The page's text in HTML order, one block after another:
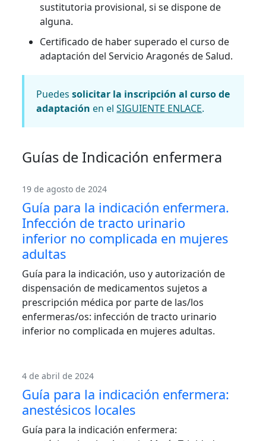
sustitutoria provisional, si se dispone de
alguna.
Certificado de haber superado el curso de
adaptación del Servicio Aragonés de Salud.
Puedessolicitar la inscripción al curso de
adaptación en elSIGUIENTE ENLACE.
Guías de Indicación enfermera
19 de agosto de 2024
Guía para la indicación enfermera.
Infección de tracto urinario
inferior no complicada en mujeres
adultas
Guía para la indicación, uso y autorización de
dispensación de medicamentos sujetos a
prescripción médica por parte de las/los
enfermeras/os: infección de tracto urinario
inferior no complicada en mujeres adultas.
4 de abril de 2024
Guía para la indicación enfermera:
anestésicos locales
Guía para la indicación enfermera: